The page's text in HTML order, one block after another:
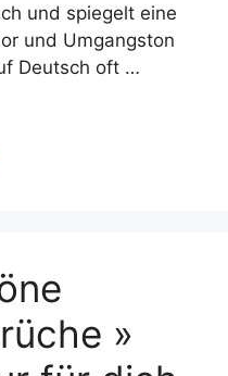
und spiegelt eine
und Umgangston
Deutsch oft …
»